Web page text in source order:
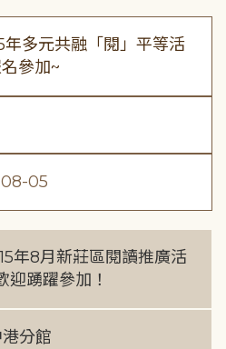
年多元共融「閱」平等活
參加~
05
年8月新莊區閱讀推廣活
迎踴躍參加！
分館